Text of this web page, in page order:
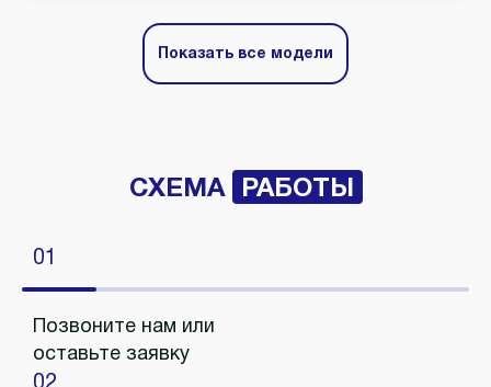
Показать все модели
СХЕМА РАБОТЫ
01
Позвоните нам или
оставьте заявку